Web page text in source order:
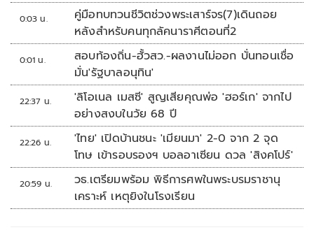
0:03 น.
คู่มือทบทวนชีวิตช่วงพระเสาร์จร(7)เดินถอย
หลังสำหรับคนทุกลัคนาราศีตอนที่2
0:01 น.
สอบท้องถิ่น-ฮั้วสว.-ผลงานไม่ออก บั่นทอนเชื่อ
มั่น'รัฐบาลอนุทิน'
22:37 น.
'ลิโอเนล เมสซี' สูญเสียคุณพ่อ 'ฮอร์เก' จากไป
อย่างสงบในวัย 68 ปี
22:26 น.
'ไทย' เปิดบ้านชนะ 'เมียนมา' 2-0 จาก 2 จุด
โทษ เข้ารอบรองฯ บอลอาเซียน ดวล 'สิงคโปร์'
20:59 น.
วธ.เตรียมพร้อม พิธีการศพในพระบรมราชานุ
เคราะห์ เหตุยิงในโรงเรียน